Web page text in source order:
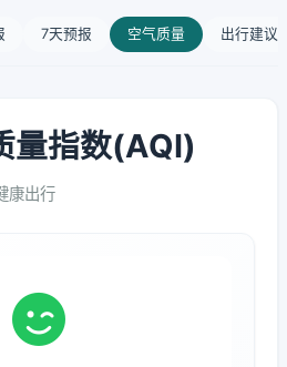
7天预报 空气质量 出行建议
量指数(AQI)
康出行